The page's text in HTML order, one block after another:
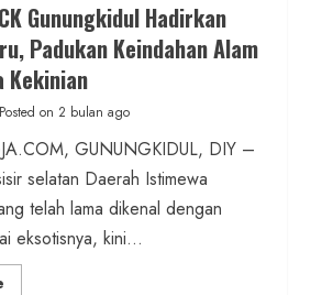
Negeri 1 Jerukan, Polsek
Olah TKP
Posted on 11 jam ago
Kalurahan
HUT ke-81 RI
Persatuan dan
Gunungkidul Hadirkan
Padukan Keindahan Alam
Kekinian
Posted on 2 bulan ago
GUNUNGKIDUL, DIY –
selatan Daerah Istimewa
telah lama dikenal dengan
eksotisnya, kini...